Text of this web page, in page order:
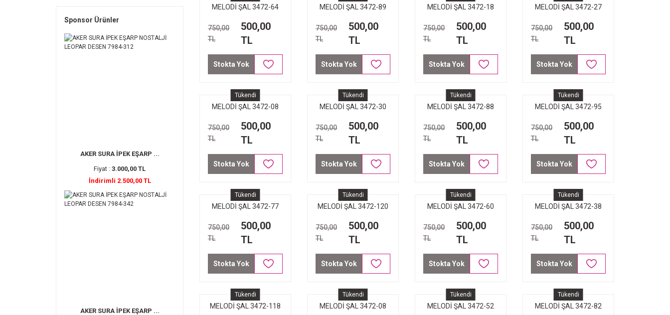
Sponsor Ürünler
AKER SURA İPEK EŞARP ...
Fiyat : 3.000,00 TL
İndirimli 2.500,00 TL
AKER SURA İPEK EŞARP ...
MELODİ ŞAL 3472-64
750,00
TL
500,00
TL
Stokta Yok
MELODİ ŞAL 3472-89
750,00
TL
500,00
TL
Stokta Yok
MELODİ ŞAL 3472-18
750,00
TL
500,00
TL
Stokta Yok
MELODİ ŞAL 3472-27
750,00
TL
500,00
TL
Stokta Yok
Tükendi
MELODİ ŞAL 3472-08
750,00
TL
500,00
TL
Stokta Yok
Tükendi
MELODİ ŞAL 3472-30
PÜSKÜL
750,00
TL
500,00
TL
Stokta Yok
Tükendi
MELODİ ŞAL 3472-88
750,00
TL
500,00
TL
Stokta Yok
Tükendi
MELODİ ŞAL 3472-95
750,00
TL
500,00
TL
Stokta Yok
Tükendi
MELODİ ŞAL 3472-77
PÜSKÜL
750,00
TL
500,00
TL
Stokta Yok
Tükendi
MELODİ ŞAL 3472-120
750,00
TL
500,00
TL
Stokta Yok
Tükendi
MELODİ ŞAL 3472-60
750,00
TL
500,00
TL
Stokta Yok
Tükendi
MELODİ ŞAL 3472-38
750,00
TL
500,00
TL
Stokta Yok
Tükendi
MELODİ ŞAL 3472-118
Tükendi
MELODİ ŞAL 3472-08
Tükendi
MELODİ ŞAL 3472-52
Tükendi
MELODİ ŞAL 3472-82